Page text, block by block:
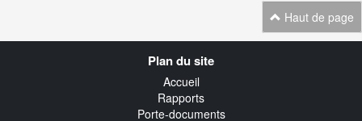
Haut de page
Plan du site
Accueil
Rapports
Porte-documents